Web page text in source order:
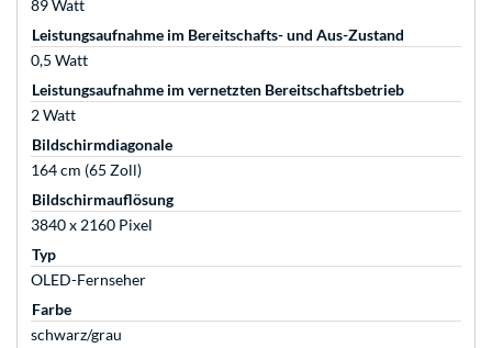
89 Watt
Leistungsaufnahme im Bereitschafts- und Aus-Zustand
0,5 Watt
Leistungsaufnahme im vernetzten Bereitschaftsbetrieb
2 Watt
Bildschirmdiagonale
164 cm (65 Zoll)
Bildschirmauflösung
3840 x 2160 Pixel
Typ
OLED-Fernseher
Farbe
schwarz/grau